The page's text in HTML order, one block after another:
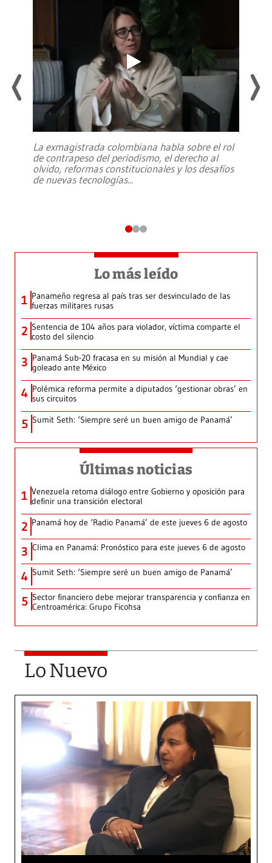
La exmagistrada colombiana habla sobre el rol
de contrapeso del periodismo, el derecho al
olvido, reformas constitucionales y los desafíos
de nuevas tecnologías...
Lo más leído
1 Panameño regresa al país tras ser desvinculado de las
fuerzas militares rusas
2 Sentencia de 104 años para violador, víctima comparte el
costo del silencio
3 Panamá Sub-20 fracasa en su misión al Mundial y cae
goleado ante México
4 Polémica reforma permite a diputados ‘gestionar obras’ en
sus circuitos
5 Sumit Seth: ‘Siempre seré un buen amigo de Panamá’
Últimas noticias
1 Venezuela retoma diálogo entre Gobierno y oposición para
definir una transición electoral
2 Panamá hoy de ‘Radio Panamá’ de este jueves 6 de agosto
3 Clima en Panamá: Pronóstico para este jueves 6 de agosto
4 Sumit Seth: ‘Siempre seré un buen amigo de Panamá’
5 Sector financiero debe mejorar transparencia y confianza en
Centroamérica: Grupo Ficohsa
Lo Nuevo